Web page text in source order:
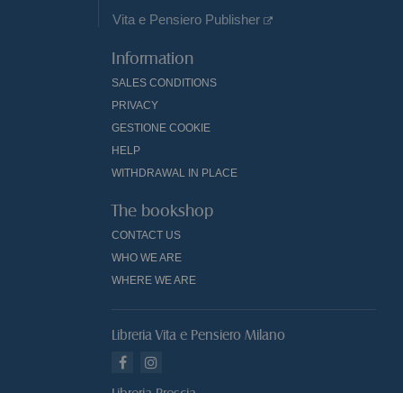
Vita e Pensiero Publisher
Information
SALES CONDITIONS
PRIVACY
GESTIONE COOKIE
HELP
WITHDRAWAL IN PLACE
The bookshop
CONTACT US
WHO WE ARE
WHERE WE ARE
Libreria Vita e Pensiero Milano